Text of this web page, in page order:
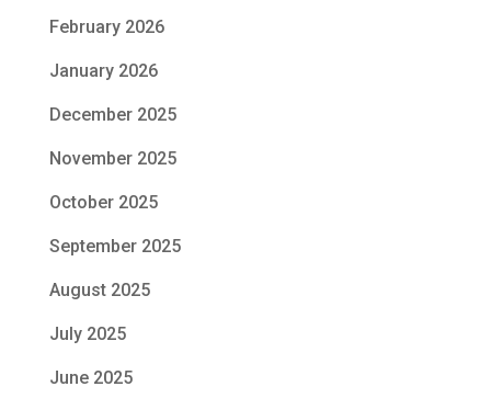
February 2026
January 2026
December 2025
November 2025
October 2025
September 2025
August 2025
July 2025
June 2025